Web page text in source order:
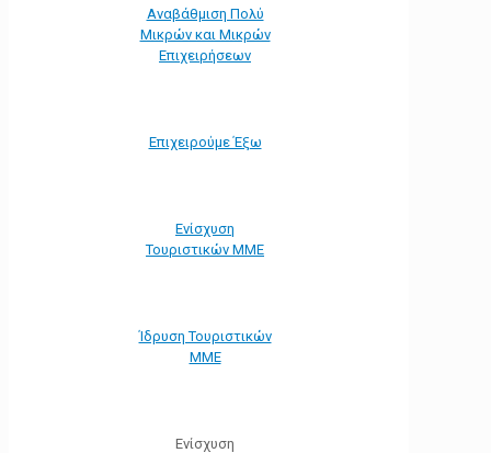
Αναβάθμιση Πολύ
Μικρών και Μικρών
Επιχειρήσεων
Επιχειρούμε Έξω
Ενίσχυση
Τουριστικών ΜΜΕ
Ίδρυση Τουριστικών
ΜΜΕ
Ενίσχυση